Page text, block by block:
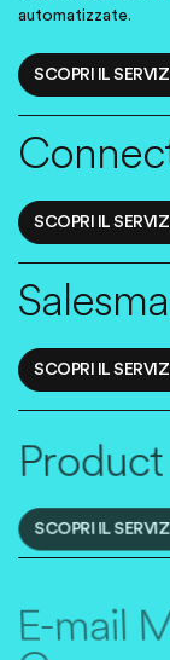
automatizzate.
SCOPRI IL
SCOPRI IL
SCOPRI IL
E-mail